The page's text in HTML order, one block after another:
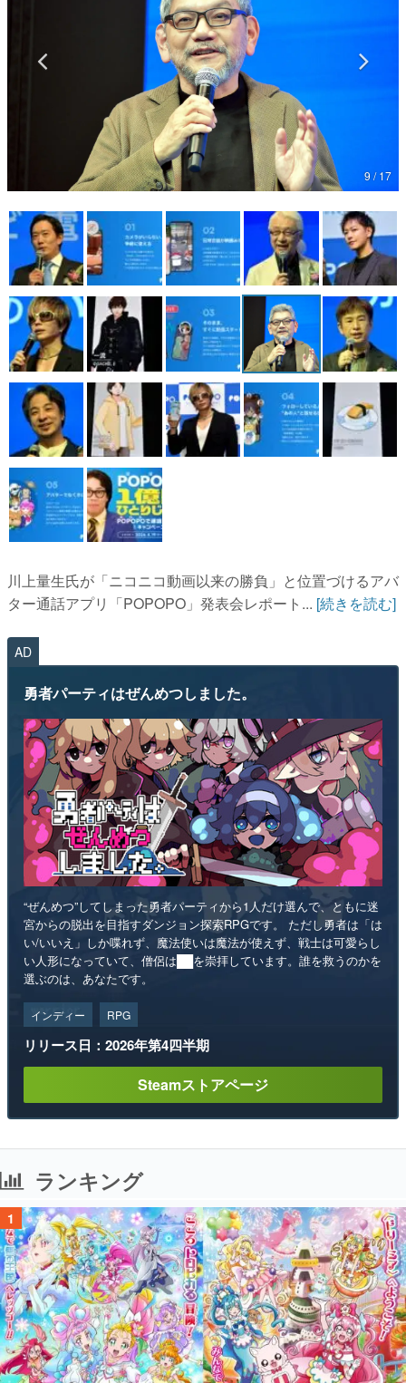
ゲームが変えた日本語
「経験値」「裏技」「ラスボス」… ゲームにまつわる言葉
の起源や用法の変遷を、コンピューター文化史研究家・タ
イニーP氏が徹底調査。
カテゴリ
マンガ
女性向け
アプリレビュー
その他
電ファミニコゲーマーとは？
運営：株式会社マレ
9 / 17
川上量生氏が「ニコニコ動画以来の勝負」と位置づけるアバ
ター通話アプリ「POPOPO」発表会レポート... [続きを読む]
AD
勇者パーティはぜんめつしました。
“ぜんめつ”してしまった勇者パーティから1人だけ選んで、ともに迷
宮からの脱出を目指すダンジョン探索RPGです。 ただし勇者は「は
い/いいえ」しか喋れず、魔法使いは魔法が使えず、戦士は可愛らし
い人形になっていて、僧侶は██を崇拝しています。誰を救うのかを
選ぶのは、あなたです。
インディー RPG
リリース日：2026年第4四半期
Steamストアページ
ランキング
1